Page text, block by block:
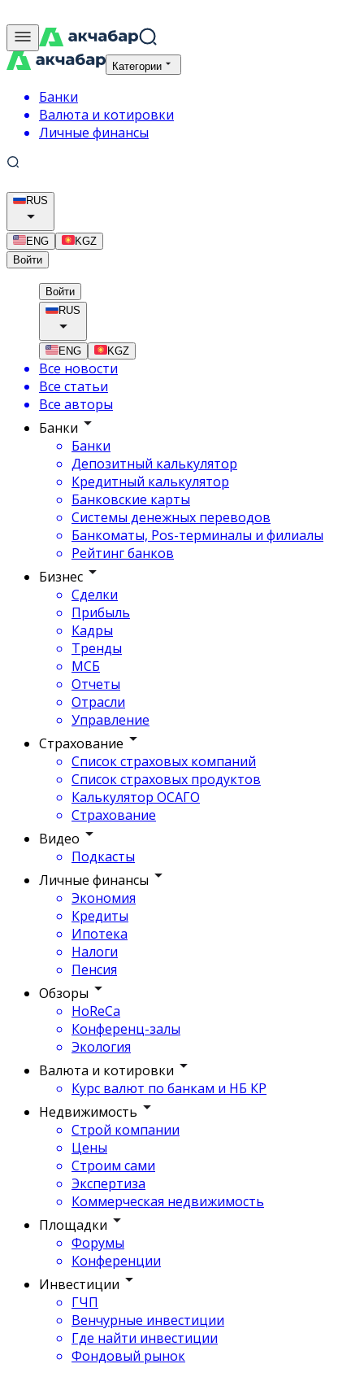
Категории
Банки
Валюта и котировки
Личные финансы
RUS
ENG
KGZ
Войти
Войти
RUS
ENG KGZ
Все новости
Все статьи
Все авторы
Банки
Банки
Депозитный калькулятор
Кредитный калькулятор
Банковские карты
Системы денежных переводов
Банкоматы, Pos-терминалы и филиалы
Рейтинг банков
Бизнес
Сделки
Прибыль
Кадры
Тренды
МСБ
Отчеты
Отрасли
Управление
Страхование
Список страховых компаний
Список страховых продуктов
Калькулятор ОСАГО
Страхование
Видео
Подкасты
Личные финансы
Экономия
Кредиты
Ипотека
Налоги
Пенсия
Обзоры
HoReCa
Конференц-залы
Экология
Валюта и котировки
Курс валют по банкам и НБ КР
Недвижимость
Строй компании
Цены
Строим сами
Экспертиза
Коммерческая недвижимость
Площадки
Форумы
Конференции
Инвестиции
ГЧП
Венчурные инвестиции
Где найти инвестиции
Фондовый рынок